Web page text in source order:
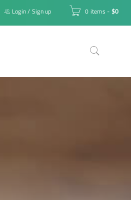
0 items - $0
Login/ Sign up